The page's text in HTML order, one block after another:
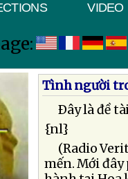
VIDEO
Tình người
Ðây là đề
{nl}
(Radio
mến. Mới